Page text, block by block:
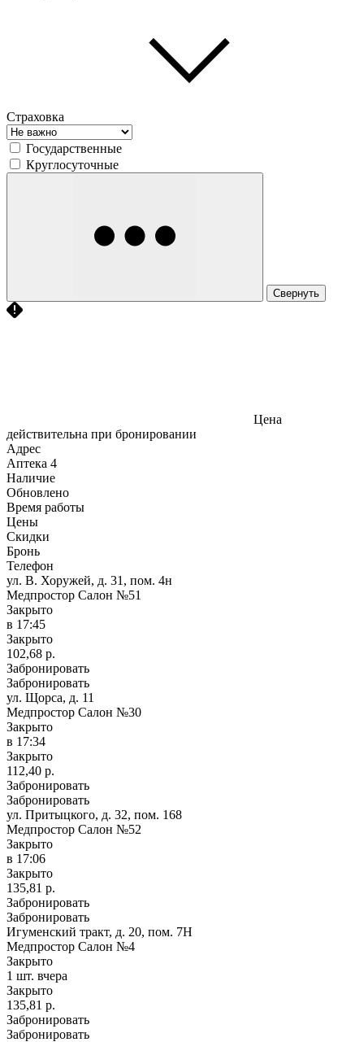
Страховка
Государственные
Круглосуточные
Свернуть
Цена
действительна при бронировании
Адрес
Аптека 4
Наличие
Обновлено
Время работы
Цены
Скидки
Бронь
Телефон
ул. В. Хоружей, д. 31, пом. 4н
Медпростор Салон №51
Закрыто
в 17:45
Закрыто
102,68 р.
Забронировать
Забронировать
ул. Щорса, д. 11
Медпростор Салон №30
Закрыто
в 17:34
Закрыто
112,40 р.
Забронировать
Забронировать
ул. Притыцкого, д. 32, пом. 168
Медпростор Салон №52
Закрыто
в 17:06
Закрыто
135,81 р.
Забронировать
Забронировать
Игуменский тракт, д. 20, пом. 7Н
Медпростор Салон №4
Закрыто
1 шт. вчера
Закрыто
135,81 р.
Забронировать
Забронировать